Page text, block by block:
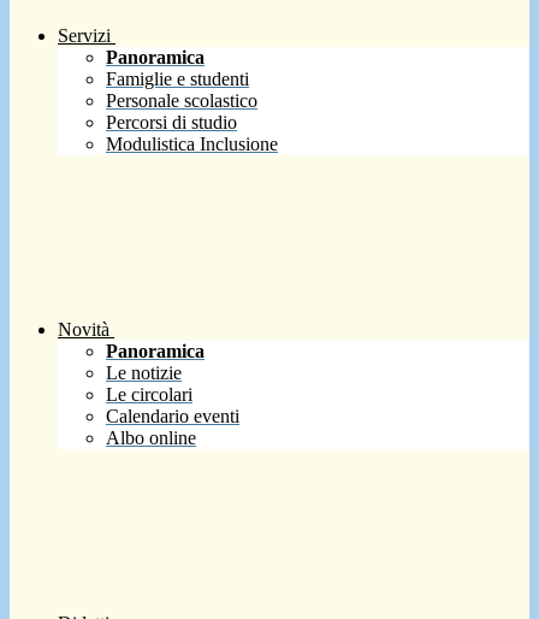
Servizi
Panoramica
Famiglie e studenti
Personale scolastico
Percorsi di studio
Modulistica Inclusione
Novità
Panoramica
Le notizie
Le circolari
Calendario eventi
Albo online